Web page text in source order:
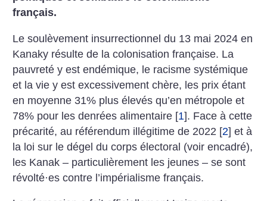
français.
Le soulèvement insurrectionnel du 13 mai 2024 en
Kanaky résulte de la colonisation française. La
pauvreté y est endémique, le racisme systémique
et la vie y est excessivement chère, les prix étant
en moyenne 31% plus élevés qu’en métropole et
78% pour les denrées alimentaire [1]. Face à cette
précarité, au référendum illégitime de 2022 [2] et à
la loi sur le dégel du corps électoral (voir encadré),
les Kanak – particulièrement les jeunes – se sont
révolté·es contre l’impérialisme français.